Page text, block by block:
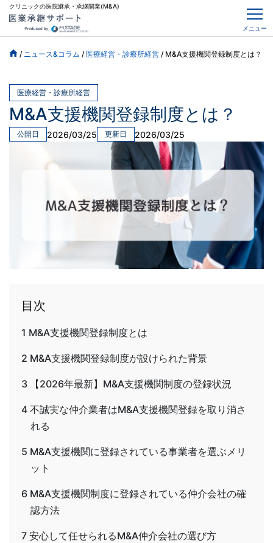
クリニックの医院継承・承継開業(M&A)
メニュー
/ ニュース&コラム / 医療経営・診療所経営 / M&A支援機関登録制度とは？
医療経営・診療所経営
M&A支援機関登録制度とは？
公開日 2026/03/25 更新日 2026/03/25
目次
1 M&A支援機関登録制度とは
2 M&A支援機関登録制度が設けられた背景
3 【2026年最新】M&A支援機関制度の登録状況
4 不誠実な仲介業者はM&A支援機関登録を取り消さ
れる
5 M&A支援機関に登録されている事業者を選ぶメリ
ット
6 M&A支援機関制度に登録されている仲介会社の確
認方法
7 安心して任せられるM&A仲介会社の選び方